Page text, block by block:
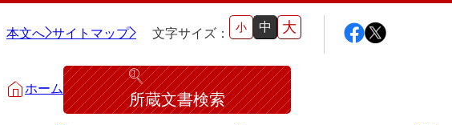
本文へ サイトマップ 文字サイズ： 小 中 大
ホーム
所蔵文書検索